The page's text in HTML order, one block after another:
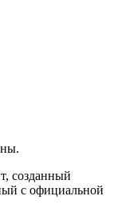
созданный
с официальной